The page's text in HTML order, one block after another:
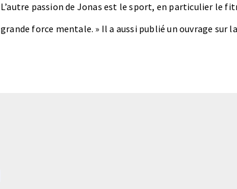
L’autre passion de Jonas est le sport, en particulier le
grande force mentale. » Il a aussi publié un ouvrage sur